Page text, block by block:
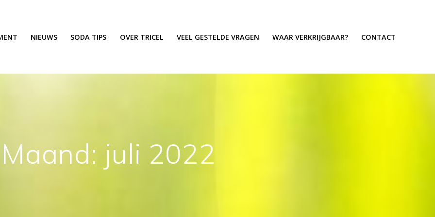
NIEUWS SODA TIPS OVER TRICEL VEEL GESTELDE VRAGEN WAAR VERKRIJGBAAR? CONTACT
Maand: juli 2022